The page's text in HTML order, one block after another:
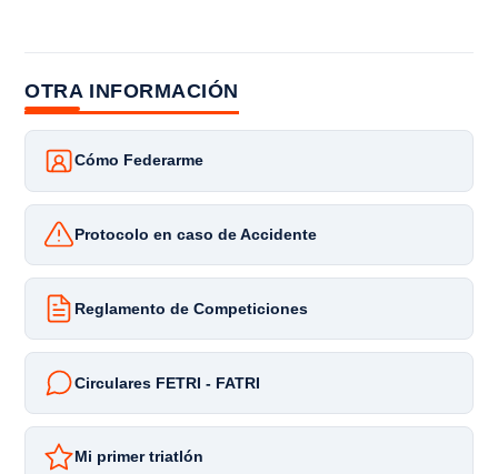
OTRA INFORMACIÓN
Cómo Federarme
Protocolo en caso de Accidente
Reglamento de Competiciones
Circulares FETRI - FATRI
Mi primer triatlón